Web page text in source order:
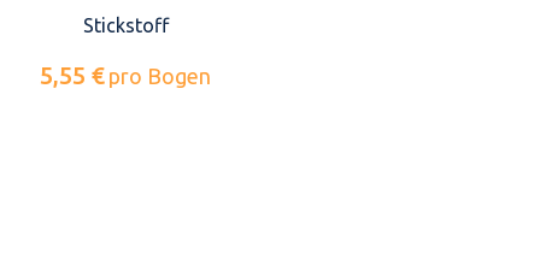
Stickstoff
5,55 € pro Bogen